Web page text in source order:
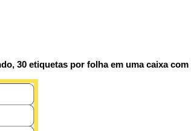
30 etiquetas por folha em uma caixa com